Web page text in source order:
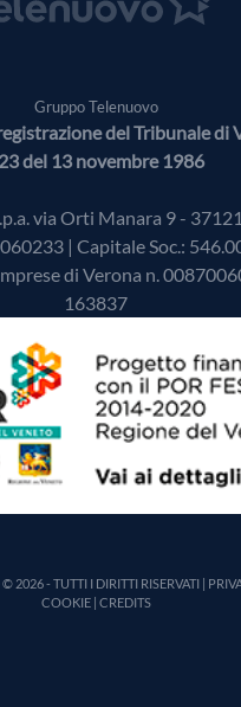
Gruppo Telenuovo
del Tribunale di
del 13 novembre 1986
via Orti Manara 9 -
| Capitale Soc.:
di Verona n.
163837
2026 - TUTTI I DIRITTI RISERVATI |
COOKIE| CREDITS